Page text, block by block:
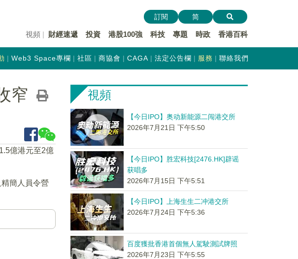
視頻 財經速遞 投資 港股100強 科技 專題 時政 香港百科
訂閱 简
Web3 Space專欄 社區 商協會 CAGA 法定公告欄 服務 聯絡我們
窄
億港元至2億
簡人員令營
視頻
【今日IPO】奥动新能源二闯港交所
2026年7月21日 下午5:50
【今日IPO】胜宏科技[2476.HK]辟谣
获唱多
2026年7月15日 下午5:51
【今日IPO】上海生生二冲港交所
2026年7月24日 下午5:36
百度獲批香港首個無人駕駛測試牌照
2026年7月23日 下午5:55